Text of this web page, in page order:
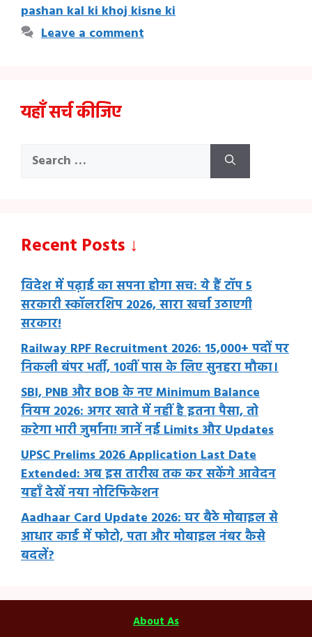
pashan kal ki khoj kisne ki
Leave a comment
यहाँ सर्च कीजिए
Search
Recent Posts ↓
विदेश में पढ़ाई का सपना होगा सच: ये हैं टॉप 5
सरकारी स्कॉलरशिप 2026, सारा खर्चा उठाएगी
सरकार!
Railway RPF Recruitment 2026: 15,000+ पदों पर
निकली बंपर भर्ती, 10वीं पास के लिए सुनहरा मौका।
SBI, PNB और BOB के नए Minimum Balance
नियम 2026: अगर खाते में नहीं है इतना पैसा, तो
कटेगा भारी जुर्माना! जानें नई Limits और Updates
UPSC Prelims 2026 Application Last Date
Extended: अब इस तारीख तक कर सकेंगे आवेदन
यहाँ देखें नया नोटिफिकेशन
Aadhaar Card Update 2026: घर बैठे मोबाइल से
आधार कार्ड में फोटो, पता और मोबाइल नंबर कैसे
बदलें?
About As